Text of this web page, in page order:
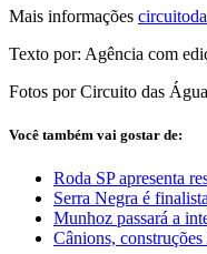
Mais informações
Texto por: Agência com
Fotos por Circuito das
Você também vai gostar de:
Roda SP apresenta
Serra Negra é
Munhoz passará a
Cânions,